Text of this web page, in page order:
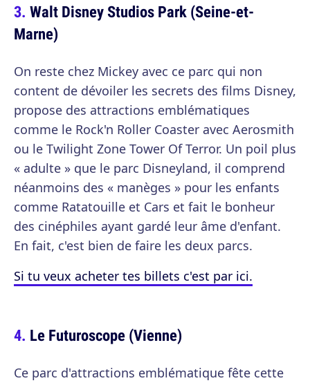
Walt Disney Studios Park (Seine-et-
Marne)
On reste chez Mickey avec ce parc qui non
content de dévoiler les secrets des films Disney,
propose des attractions emblématiques
comme le Rock'n Roller Coaster avec Aerosmith
ou le Twilight Zone Tower Of Terror. Un poil plus
« adulte » que le parc Disneyland, il comprend
néanmoins des « manèges » pour les enfants
comme Ratatouille et Cars et fait le bonheur
des cinéphiles ayant gardé leur âme d'enfant.
En fait, c'est bien de faire les deux parcs.
Si tu veux acheter tes billets c'est par ici.
Le Futuroscope (Vienne)
Ce parc d'attractions emblématique fête cette